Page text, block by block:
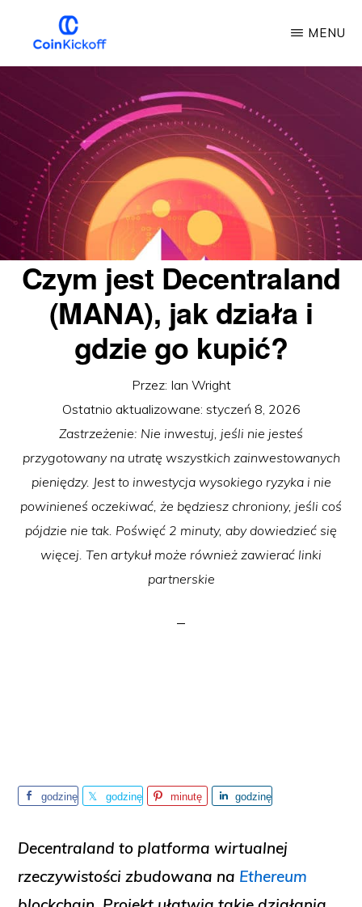
głównej
treści
COIN
MENU
Czym jest Decentraland
(MANA), jak działa i
gdzie go kupić?
Przez: Ian Wright
Ostatnio aktualizowane: styczeń 8, 2026
Zastrzeżenie: Nie inwestuj, jeśli nie jesteś
przygotowany na utratę wszystkich zainwestowanych
pieniędzy. Jest to inwestycja wysokiego ryzyka i nie
powinieneś oczekiwać, że będziesz chroniony, jeśli coś
pójdzie nie tak. Poświęć 2 minuty, aby dowiedzieć się
więcej. Ten artykuł może również zawierać linki
partnerskie
godzinę
godzinę
minutę
godzinę
Decentraland to platforma wirtualnej
rzeczywistości zbudowana na Ethereum